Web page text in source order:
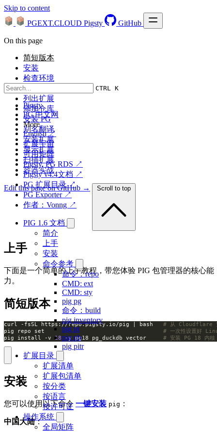
Skip to content
PGEXT.CLOUD Pigsty GitHub
CTRL K
Pigsty
PG 中文网
More
English ↗
扩展宇宙
可用矩阵
Pigsty, PG RDS ↗
Pigsty v4.4文档 ↗
PG 扩展目录 ↗
PG Exporter ↗
作者：Vonng ↗
PIG 1.6 文档
简介
上手
安装
命令参考
命令：repo
CMD: ext
CMD: sty
pig pg
命令：build
pig inventory
pig pt
pig pb
pig pitr
扩展目录
扩展清单
扩展包清单
按分类
按语言
按许可证
操作系统
全局矩阵
On this page
简短版本
安装
检查环境
自动化建议
列出扩展
添加仓库
安装 PG
别名翻译
安装扩展
显示扩展
扫描扩展
容器实战
Edit this page on GitHub → Scroll to top
上手
下面是一个简单的上手教程，带您体验 PIG 包管理器的核心能
力。
简短版本
curl -fsSL https://repo.pigsty.io/pig | bash # 从 Cloudflare
pig repo set # 一次性设置好
pig install -v 18 -y pg18 pg_duckdb vector # 安装 PG 18 内
安装
您可以使用以下命令 一键安装 pig ：
中国大陆：